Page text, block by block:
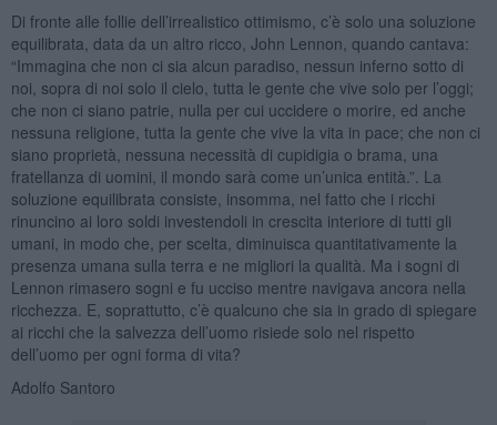
Di fronte alle follie dell’irrealistico ottimismo, c’è solo una soluzione
equilibrata, data da un altro ricco, John Lennon, quando cantava:
“Immagina che non ci sia alcun paradiso, nessun inferno sotto di
noi, sopra di noi solo il cielo, tutta le gente che vive solo per l’oggi;
che non ci siano patrie, nulla per cui uccidere o morire, ed anche
nessuna religione, tutta la gente che vive la vita in pace; che non ci
siano proprietà, nessuna necessità di cupidigia o brama, una
fratellanza di uomini, il mondo sarà come un’unica entità.”. La
soluzione equilibrata consiste, insomma, nel fatto che i ricchi
rinuncino ai loro soldi investendoli in crescita interiore di tutti gli
umani, in modo che, per scelta, diminuisca quantitativamente la
presenza umana sulla terra e ne migliori la qualità. Ma i sogni di
Lennon rimasero sogni e fu ucciso mentre navigava ancora nella
ricchezza. E, soprattutto, c’è qualcuno che sia in grado di spiegare
ai ricchi che la salvezza dell’uomo risiede solo nel rispetto
dell’uomo per ogni forma di vita?
Adolfo Santoro